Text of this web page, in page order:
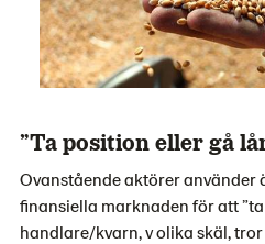
”Ta position eller gå
Ovanstående aktörer använder
finansiella marknaden för att ”ta
handlare/kvarn, v olika skäl,